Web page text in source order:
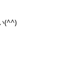
(^^)